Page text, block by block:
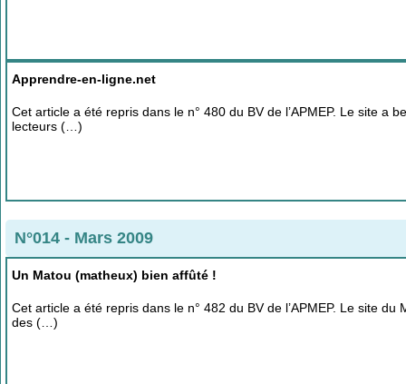
Apprendre-en-ligne.net
Cet article a été repris dans le n° 480 du BV de l’APMEP. Le site a
lecteurs (…)
N°014 - Mars 2009
Un Matou (matheux) bien affûté !
Cet article a été repris dans le n° 482 du BV de l’APMEP. Le site
des (…)